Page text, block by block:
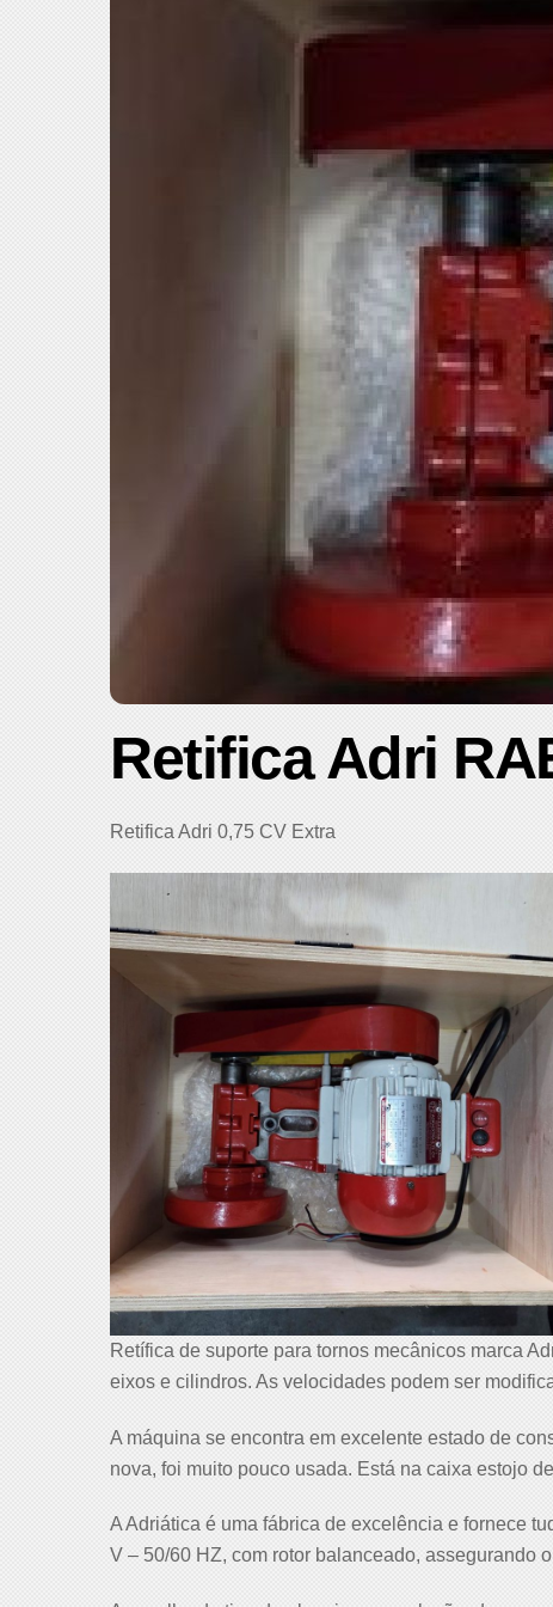
Retifica Adri
Retifica Adri 0,75 CV Extra
Retífica de suporte para tornos mecânicos marca
eixos e cilindros. As velocidades podem ser
A máquina se encontra em excelente estado de
nova, foi muito pouco usada. Está na caixa estojo
A Adriática é uma fábrica de excelência e fornece
V – 50/60 HZ, com rotor balanceado, assegurando